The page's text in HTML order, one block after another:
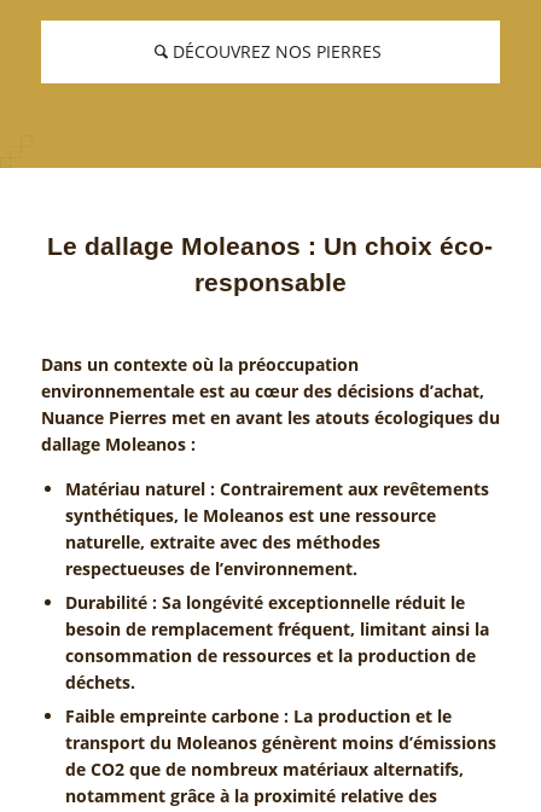
DÉCOUVREZ NOS PIERRES
Le dallage Moleanos : Un choix éco-
responsable
Dans un contexte où la préoccupation
environnementale est au cœur des décisions d’achat,
Nuance Pierres met en avant les atouts écologiques du
dallage Moleanos :
Matériau naturel : Contrairement aux revêtements
synthétiques, le Moleanos est une ressource
naturelle, extraite avec des méthodes
respectueuses de l’environnement.
Durabilité : Sa longévité exceptionnelle réduit le
besoin de remplacement fréquent, limitant ainsi la
consommation de ressources et la production de
déchets.
Faible empreinte carbone : La production et le
transport du Moleanos génèrent moins d’émissions
de CO2 que de nombreux matériaux alternatifs,
notamment grâce à la proximité relative des